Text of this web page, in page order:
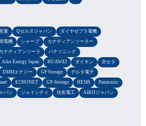
業 Qセルズジャパン
ダイヤゼブラ電機
電機 シャープ
カナディアンソーラー
カナディアンソーラ
パナソニック
Aiko Energy Japan HUAWEI ダイキン
京セラ
DMMエナジー GP Storage
デルタ電子
ECHONET GP-Storage HEMS
Panasonic
パン ジェイシティ 住友電工
AIKOジャパン